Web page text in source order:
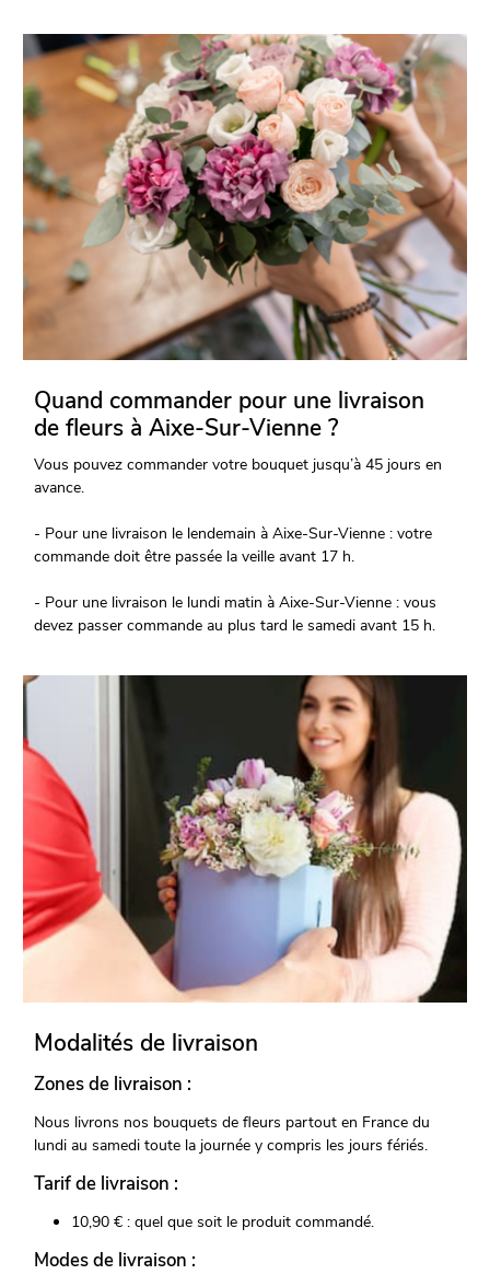
Quand commander pour une livraison
de fleurs à Aixe-Sur-Vienne ?
Vous pouvez commander votre bouquet jusqu’à 45 jours en
avance.
- Pour une livraison le lendemain à Aixe-Sur-Vienne : votre
commande doit être passée la veille avant 17 h.
- Pour une livraison le lundi matin à Aixe-Sur-Vienne : vous
devez passer commande au plus tard le samedi avant 15 h.
Modalités de livraison
Zones de livraison :
Nous livrons nos bouquets de fleurs partout en France du
lundi au samedi toute la journée y compris les jours fériés.
Tarif de livraison :
10,90 € : quel que soit le produit commandé.
Modes de livraison :